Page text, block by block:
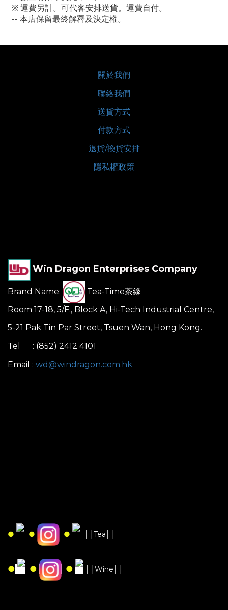
※ 運費另計。可代客安排送貨。運費自付。
-- 本店保留最終解釋及決定權。
關於我們
聯絡我們
送貨方式
付款方式
退貨/換貨安排
隱私權政策
Win Dragon Enterprises Company
Brand Name:
Tea-Time茶緣
Room 17-18, 5/F., Block A, Hi-Tech Industrial Centre,
5-21 Pak Tin Par Street, Tsuen Wan, Hong Kong.
Tel : (852) 2412 4101
Email : wd@windragon.com.hk
● ● ● ││Tea││
● ● ● ││Wine││